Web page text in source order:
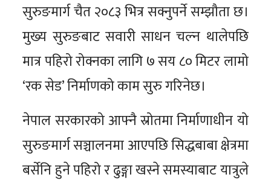
सुरुङमार्ग चैत २०८३ भित्र सक्नुपर्ने सम्झौता छ।
मुख्य सुरुङबाट सवारी साधन चल्न थालेपछि
मात्र पहिरो रोक्नका लागि ७ सय ८० मिटर लामो
‘रक सेड’ निर्माणको काम सुरु गरिनेछ।
नेपाल सरकारको आफ्नै स्रोतमा निर्माणाधीन यो
सुरुङमार्ग सञ्चालनमा आएपछि सिद्धबाबा क्षेत्रमा
बर्सेनि हुने पहिरो र ढुङ्गा खस्ने समस्याबाट यात्रुले